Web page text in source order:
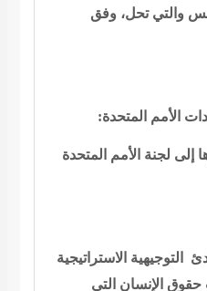
والتي تحل، وفق
الأمم المتحدة:
إلى لجنة الأمم المتحدة
التوجيهية الاستراتيجية
حقوق الإنسان التي